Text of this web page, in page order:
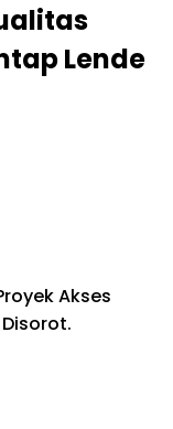
Lende
Akses